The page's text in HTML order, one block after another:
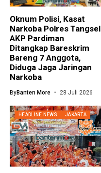
Oknum Polisi, Kasat
Narkoba Polres Tangsel
AKP Pardiman
Ditangkap Bareskrim
Bareng 7 Anggota,
Diduga Jaga Jaringan
Narkoba
ByBanten More 28 Juli 2026
HEADLINE NEWS JAKARTA